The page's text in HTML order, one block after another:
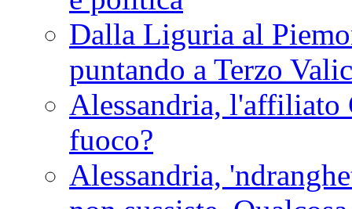
Dalla Liguria al
puntando a Terzo
Alessandria, l'affiliato
fuoco?
Alessandria,